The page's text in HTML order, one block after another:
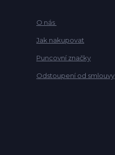
O nás
Jak nakupovat
Puncovní značky
Odstoupení od smlouvy